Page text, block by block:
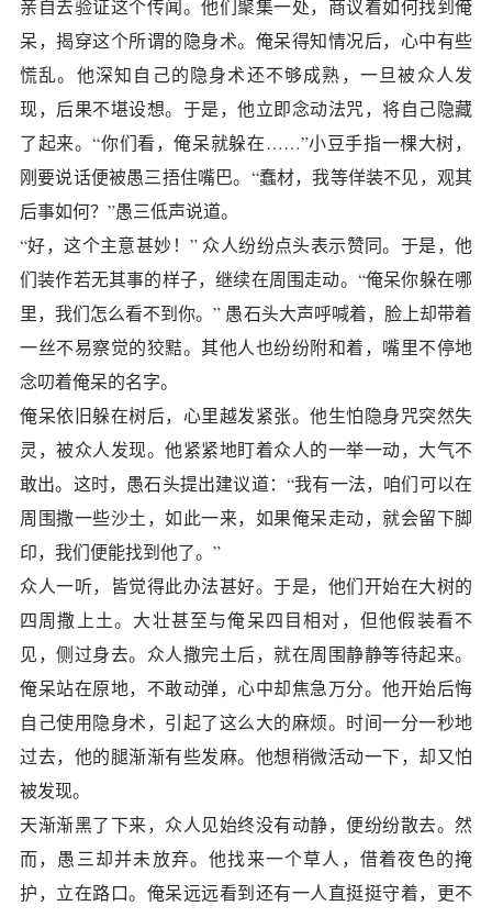
亲自去验证这个传闻。他们聚集一处，商议着如何找到俺
呆，揭穿这个所谓的隐身术。俺呆得知情况后，心中有些
慌乱。他深知自己的隐身术还不够成熟，一旦被众人发
现，后果不堪设想。于是，他立即念动法咒，将自己隐藏
了起来。“你们看，俺呆就躲在……”小豆手指一棵大树，
刚要说话便被愚三捂住嘴巴。“蠢材，我等佯装不见，观其
后事如何？”愚三低声说道。
“好，这个主意甚妙！” 众人纷纷点头表示赞同。于是，他
们装作若无其事的样子，继续在周围走动。“俺呆你躲在哪
里，我们怎么看不到你。” 愚石头大声呼喊着，脸上却带着
一丝不易察觉的狡黠。其他人也纷纷附和着，嘴里不停地
念叨着俺呆的名字。
俺呆依旧躲在树后，心里越发紧张。他生怕隐身咒突然失
灵，被众人发现。他紧紧地盯着众人的一举一动，大气不
敢出。这时，愚石头提出建议道：“我有一法，咱们可以在
周围撒一些沙土，如此一来，如果俺呆走动，就会留下脚
印，我们便能找到他了。”
众人一听，皆觉得此办法甚好。于是，他们开始在大树的
四周撒上土。大壮甚至与俺呆四目相对，但他假装看不
见，侧过身去。众人撒完土后，就在周围静静等待起来。
俺呆站在原地，不敢动弹，心中却焦急万分。他开始后悔
自己使用隐身术，引起了这么大的麻烦。时间一分一秒地
过去，他的腿渐渐有些发麻。他想稍微活动一下，却又怕
被发现。
天渐渐黑了下来，众人见始终没有动静，便纷纷散去。然
而，愚三却并未放弃。他找来一个草人，借着夜色的掩
护，立在路口。俺呆远远看到还有一人直挺挺守着，更不